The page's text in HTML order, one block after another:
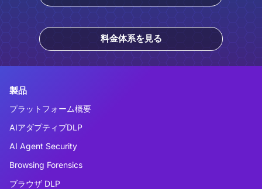
料金体系を見る
製品
プラットフォーム概要
AIアダプティブDLP
AI Agent Security
Browsing Forensics
ブラウザ DLP